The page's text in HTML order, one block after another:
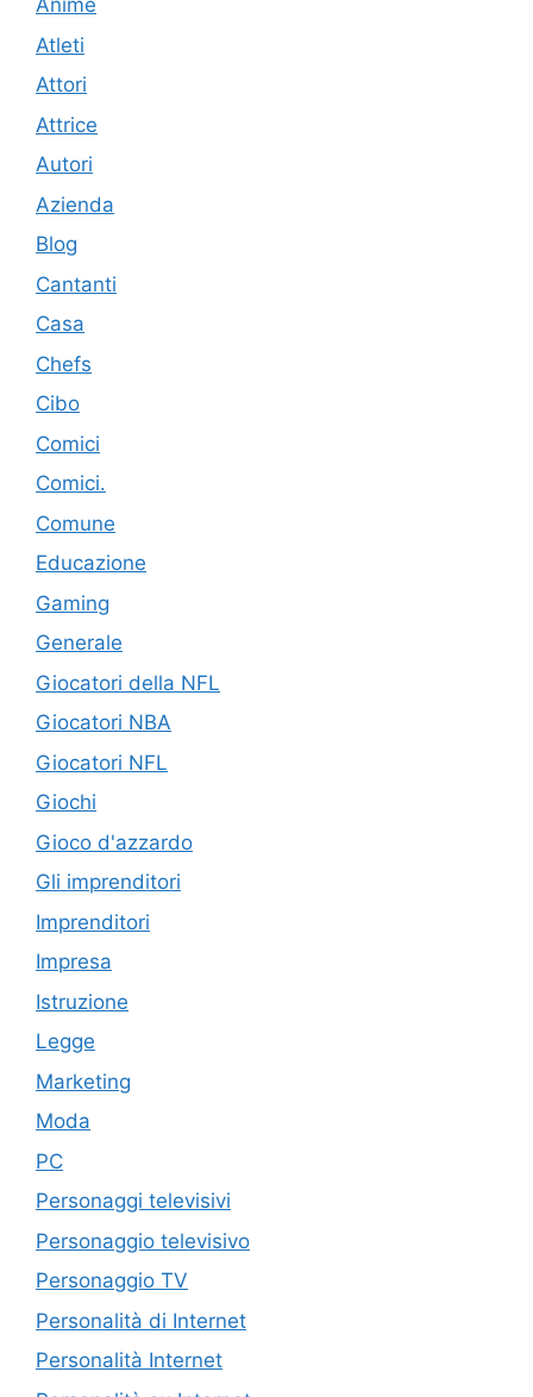
Anime
Atleti
Attori
Attrice
Autori
Azienda
Blog
Cantanti
Casa
Chefs
Cibo
Comici
Comici.
Comune
Educazione
Gaming
Generale
Giocatori della NFL
Giocatori NBA
Giocatori NFL
Giochi
Gioco d'azzardo
Gli imprenditori
Imprenditori
Impresa
Istruzione
Legge
Marketing
Moda
PC
Personaggi televisivi
Personaggio televisivo
Personaggio TV
Personalità di Internet
Personalità Internet